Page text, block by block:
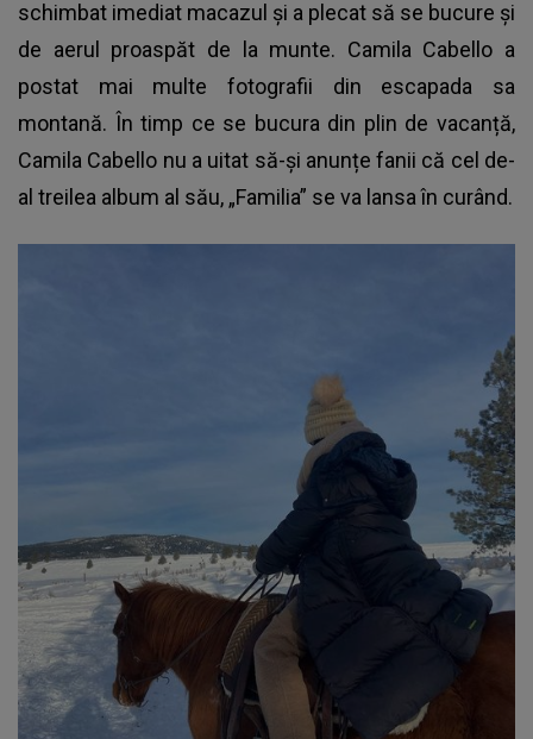
schimbat imediat macazul și a plecat să se bucure și
de aerul proaspăt de la munte. Camila Cabello a
postat mai multe fotografii din escapada sa
montană. În timp ce se bucura din plin de vacanță,
Camila Cabello nu a uitat să-și anunțe fanii că cel de-
al treilea album al său, „Familia” se va lansa în curând.